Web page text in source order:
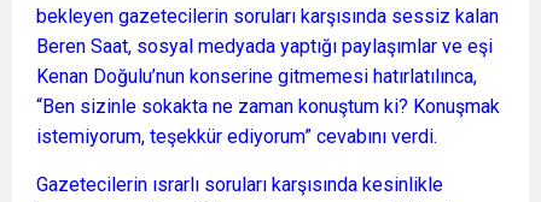
bekleyen gazetecilerin soruları karşısında sessiz kalan
Beren Saat, sosyal medyada yaptığı paylaşımlar ve eşi
Kenan Doğulu’nun konserine gitmemesi hatırlatılınca,
“Ben sizinle sokakta ne zaman konuştum ki? Konuşmak
istemiyorum, teşekkür ediyorum” cevabını verdi.
Gazetecilerin ısrarlı soruları karşısında kesinlikle